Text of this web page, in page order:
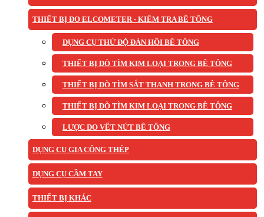
THIẾT BỊ ĐO ELCOMETER - KIỂM TRA BÊ TÔNG
DỤNG CỤ THỬ ĐỘ ĐÀN HỒI BÊ TÔNG
THIẾT BỊ DÒ TÌM KIM LOẠI TRONG BÊ TÔNG
THIẾT BỊ DÒ TÌM SẮT THANH TRONG BÊ TÔNG
THIẾT BỊ DÒ TÌM KIM LOẠI TRONG BÊ TÔNG
LƯỢC ĐO VẾT NỨT BÊ TÔNG
DỤNG CỤ GIA CÔNG THÉP
DỤNG CỤ CẦM TAY
THIẾT BỊ KHÁC